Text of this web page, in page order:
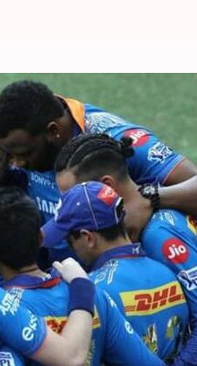
మారేనా..?
పాయింట్ల పట్టికలో
విజేతగా ముంబై
ముంబై గట్టి
ఐపీఎల్ మ్యాచ్‌లో 5,879